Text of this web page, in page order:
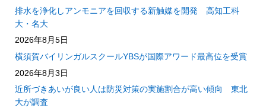
排水を浄化しアンモニアを回収する新触媒を開発 高知工科
大・名大
2026年8月5日
横須賀バイリンガルスクールYBSが国際アワード最高位を受賞
2026年8月3日
近所づきあいが良い人は防災対策の実施割合が高い傾向 東北
大が調査